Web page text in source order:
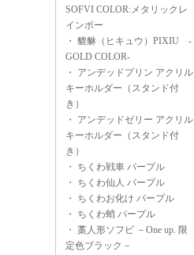
SOFVI COLOR:メタリックレ
インボー
・ 貔貅（ヒキュウ）PIXIU -
GOLD COLOR-
・ アンデッドプリン アクリル
キーホルダー（スタンド付
き）
・ アンデッドゼリー アクリル
キーホルダー（スタンド付
き）
・ ちくわ戦車 パープル
・ ちくわ仙人 パープル
・ ちくわお化け パープル
・ ちくわ蛸 パープル
・ 藁人形ソフビ －One up. 限
定色ブラック－